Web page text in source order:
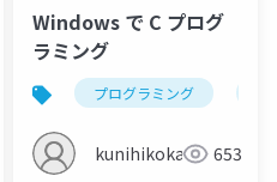
device driver
Windows で C プログ
ラミング
プログラミング
kunihikokaneko653